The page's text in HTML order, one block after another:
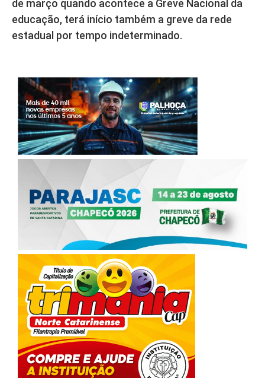
de março quando acontece a Greve Nacional da
educação, terá início também a greve da rede
estadual por tempo indeterminado.